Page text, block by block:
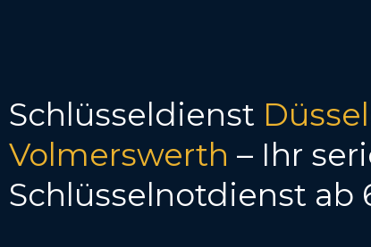
Schlüsseldienst
Volmerswerth – Ihr
Schlüsselnotdienst ab